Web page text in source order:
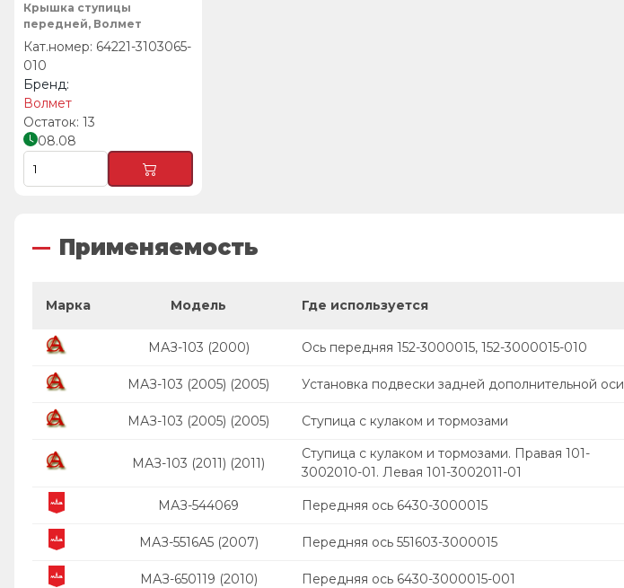
Крышка ступицы
передней, Волмет
64221-3103065-
010
Волмет
13
08.08
Применяемость
Марка Модель Где используется
МАЗ-103 (2000) Ось передняя 152-3000015, 152-3000015-010
МАЗ-103 (2005) (2005) Установка подвески задней дополнительной оси
МАЗ-103 (2005) (2005) Ступица с кулаком и тормозами
МАЗ-103 (2011) (2011)
Ступица с кулаком и тормозами. Правая 101-
3002010-01. Левая 101-3002011-01
МАЗ-544069 Передняя ось 6430-3000015
МАЗ-5516А5 (2007) Передняя ось 551603-3000015
МАЗ-650119 (2010) Передняя ось 6430-3000015-001